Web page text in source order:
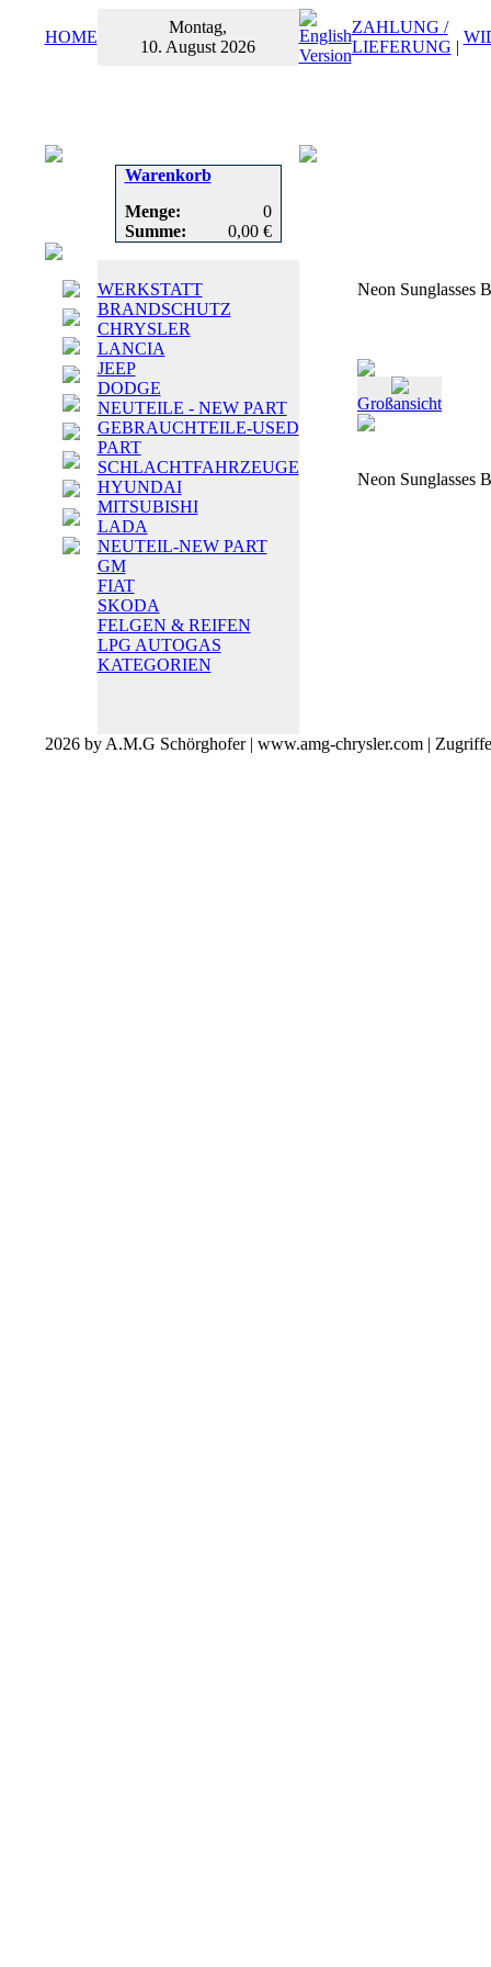
HOME
Montag,
10. August 2026
ZAHLUNG /
LIEFERUNG |
Warenkorb
Menge:
0
Summe:
0,00 €
WERKSTATT
BRANDSCHUTZ
CHRYSLER
LANCIA
JEEP
DODGE
NEUTEILE - NEW PART
GEBRAUCHTEILE-USED
PART
SCHLACHTFAHRZEUGE
HYUNDAI
MITSUBISHI
LADA
NEUTEIL-NEW PART
GM
FIAT
SKODA
FELGEN & REIFEN
LPG AUTOGAS
KATEGORIEN
Neon Sunglasses
Großansicht
Neon Sunglasses
2026 by A.M.G Schörghofer | www.amg-chrysler.com |